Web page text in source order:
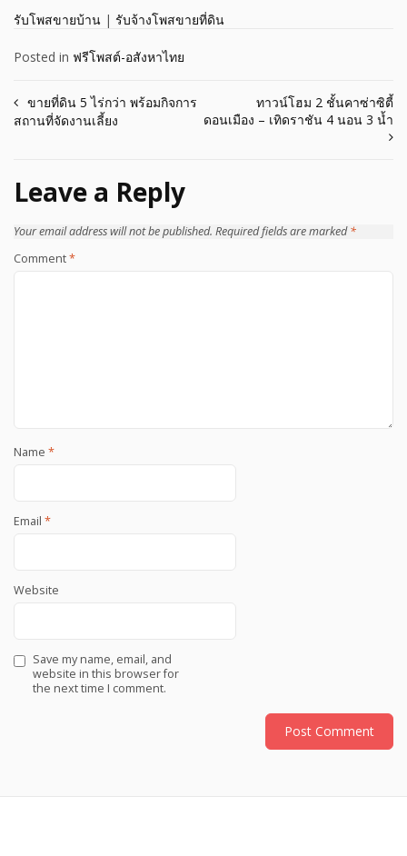
รับโพสขายบ้าน | รับจ้างโพสขายที่ดิน
Posted in ฟรีโพสต์-อสังหาไทย
Post
ขายที่ดิน 5 ไร่กว่า พร้อมกิจการ
สถานที่จัดงานเลี้ยง
ทาวน์โฮม 2 ชั้นคาซ่าซิตี้
ดอนเมือง – เทิดราชัน 4 นอน 3 น้ำ
Leave a Reply
Your email address will not be published. Required fields are marked*
Comment*
Name *
Email *
Website
Save my name, email, and
website in this browser for
the next time I comment.